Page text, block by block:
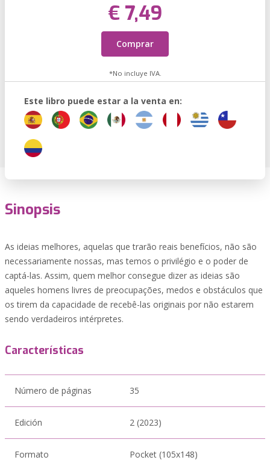
€ 7,49
Comprar
*No incluye IVA.
Este libro puede estar a la venta en:
Sinopsis
As ideias melhores, aquelas que trarão reais benefícios, não são
necessariamente nossas, mas temos o privilégio e o poder de
captá-las. Assim, quem melhor consegue dizer as ideias são
aqueles homens livres de preocupações, medos e obstáculos que
os tirem da capacidade de recebê-las originais por não estarem
sendo verdadeiros intérpretes.
Características
Número de páginas 35
Edición 2 (2023)
Formato Pocket (105x148)